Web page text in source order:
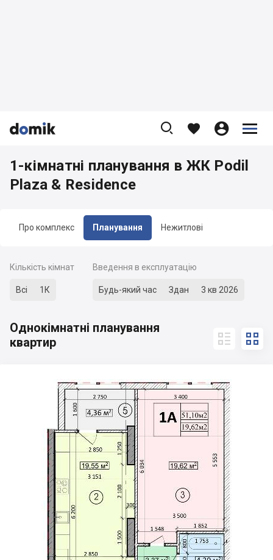


    


Про комплекс Планування Нежитлові
1-кімнатні планування в ЖК Podil
Plaza & Residence
Кількість кімнат
Всі 1К
Введення в експлуатацію
Будь-який час Здан 3 кв 2026
Однокімнатні планування
квартир
 